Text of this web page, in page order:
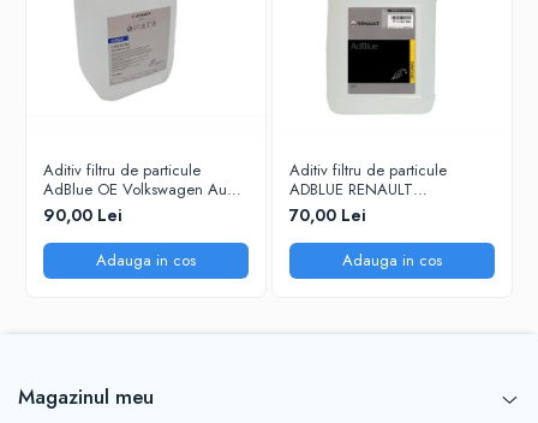
Aditiv filtru de particule
AdBlue OE Volkswagen Audi
Seat Skoda 5L
90,00 Lei
Adauga in cos
Aditiv filtru de particule
ADBLUE RENAULT
7711947890 - 5 Litri
70,00 Lei
Adauga in cos
Magazinul meu